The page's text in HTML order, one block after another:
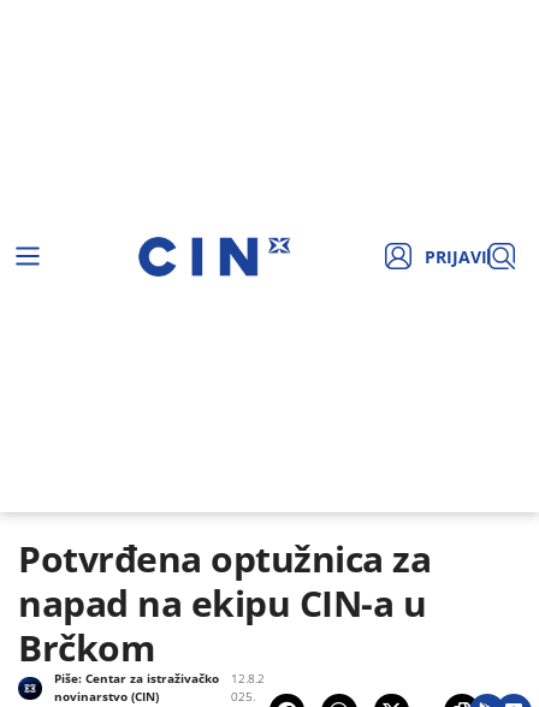
PRIJAVI
Potvrđena optužnica za
napad na ekipu CIN-a u
Brčkom
12.8.2
025.
Piše:Centar za istraživačko
novinarstvo (CIN)